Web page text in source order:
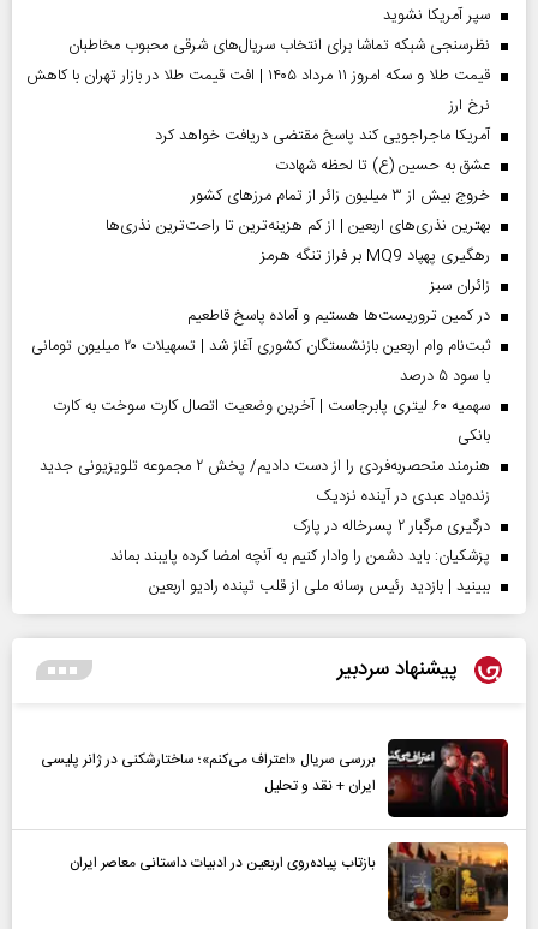
سپر آمریکا نشوید
نظرسنجی شبکه تماشا برای انتخاب سریال‌های شرقی محبوب مخاطبان
قیمت طلا و سکه امروز ۱۱ مرداد ۱۴۰۵ | افت قیمت طلا در بازار تهران با کاهش
نرخ ارز
آمریکا ماجراجویی کند پاسخ مقتضی دریافت خواهد کرد
عشق به حسین (ع) تا لحظه شهادت
خروج بیش از ۳ میلیون زائر از تمام مرز‌های کشور
بهترین نذری‌های اربعین | از کم هزینه‌ترین تا راحت‌ترین نذری‌ها
رهگیری پهپاد MQ9 بر فراز تنگه هرمز
‌زائران سبز
در کمین تروریست‌ها هستیم و آماده پاسخ قاطعیم
ثبت‌نام وام اربعین بازنشستگان کشوری آغاز شد | تسهیلات ۲۰ میلیون تومانی
با سود ۵ درصد
سهمیه ۶۰ لیتری پابرجاست | آخرین وضعیت اتصال کارت سوخت به کارت
بانکی
هنرمند منحصر‌به‌فردی را از دست دادیم/ پخش ۲ مجموعه تلویزیونی جدید
زنده‌یاد عبدی در آینده نزدیک
درگیری مرگبار ۲ پسرخاله در پارک
پزشکیان: باید دشمن را وادار کنیم به آنچه امضا کرده پایبند بماند
ببینید | بازدید رئیس رسانه ملی از قلب تپنده رادیو اربعین
پیشنهاد سردبیر
بررسی سریال «اعتراف می‌کنم»؛ ساختارشکنی در ژانر پلیسی
ایران + نقد و تحلیل
بازتاب پیاده‌روی اربعین در ادبیات داستانی معاصر ایران